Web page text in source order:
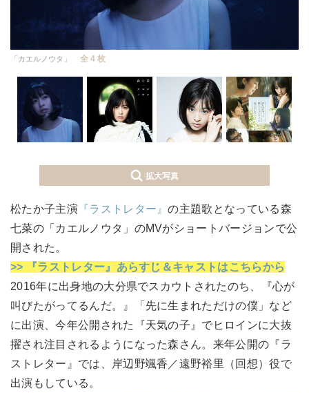
「カエルノウタ」 全 4 枚
拡大写真
松たか子主演『ラストレター』の主題歌となっている森
七菜の「カエルノウタ」のMVがショートバージョンで公
開された。
>> 『ラストレター』あらすじ＆キャストはこちらから
2016年に出身地の大分県でスカウトされたのち、『心が
叫びたがってるんだ。』「先に生まれただけの僕」など
に出演、今年公開された『天気の子』でヒロインに大抜
擢され注目されるようになった森さん。来年公開の『ラ
ストレター』では、岸辺野颯香／遠野裕里（回想）役で
出演もしている。